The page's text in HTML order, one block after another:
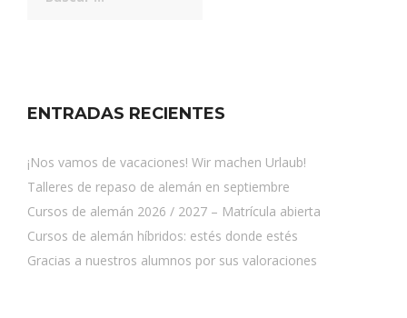
ENTRADAS RECIENTES
¡Nos vamos de vacaciones! Wir machen Urlaub!
Talleres de repaso de alemán en septiembre
Cursos de alemán 2026 / 2027 – Matrícula abierta
Cursos de alemán híbridos: estés donde estés
Gracias a nuestros alumnos por sus valoraciones